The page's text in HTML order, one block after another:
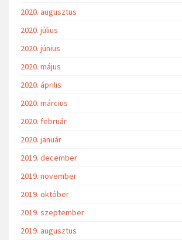
2020. augusztus
2020. július
2020. június
2020. május
2020. április
2020. március
2020. február
2020. január
2019. december
2019. november
2019. október
2019. szeptember
2019. augusztus